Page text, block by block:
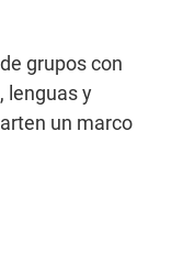
grupos con
lenguas y
un marco